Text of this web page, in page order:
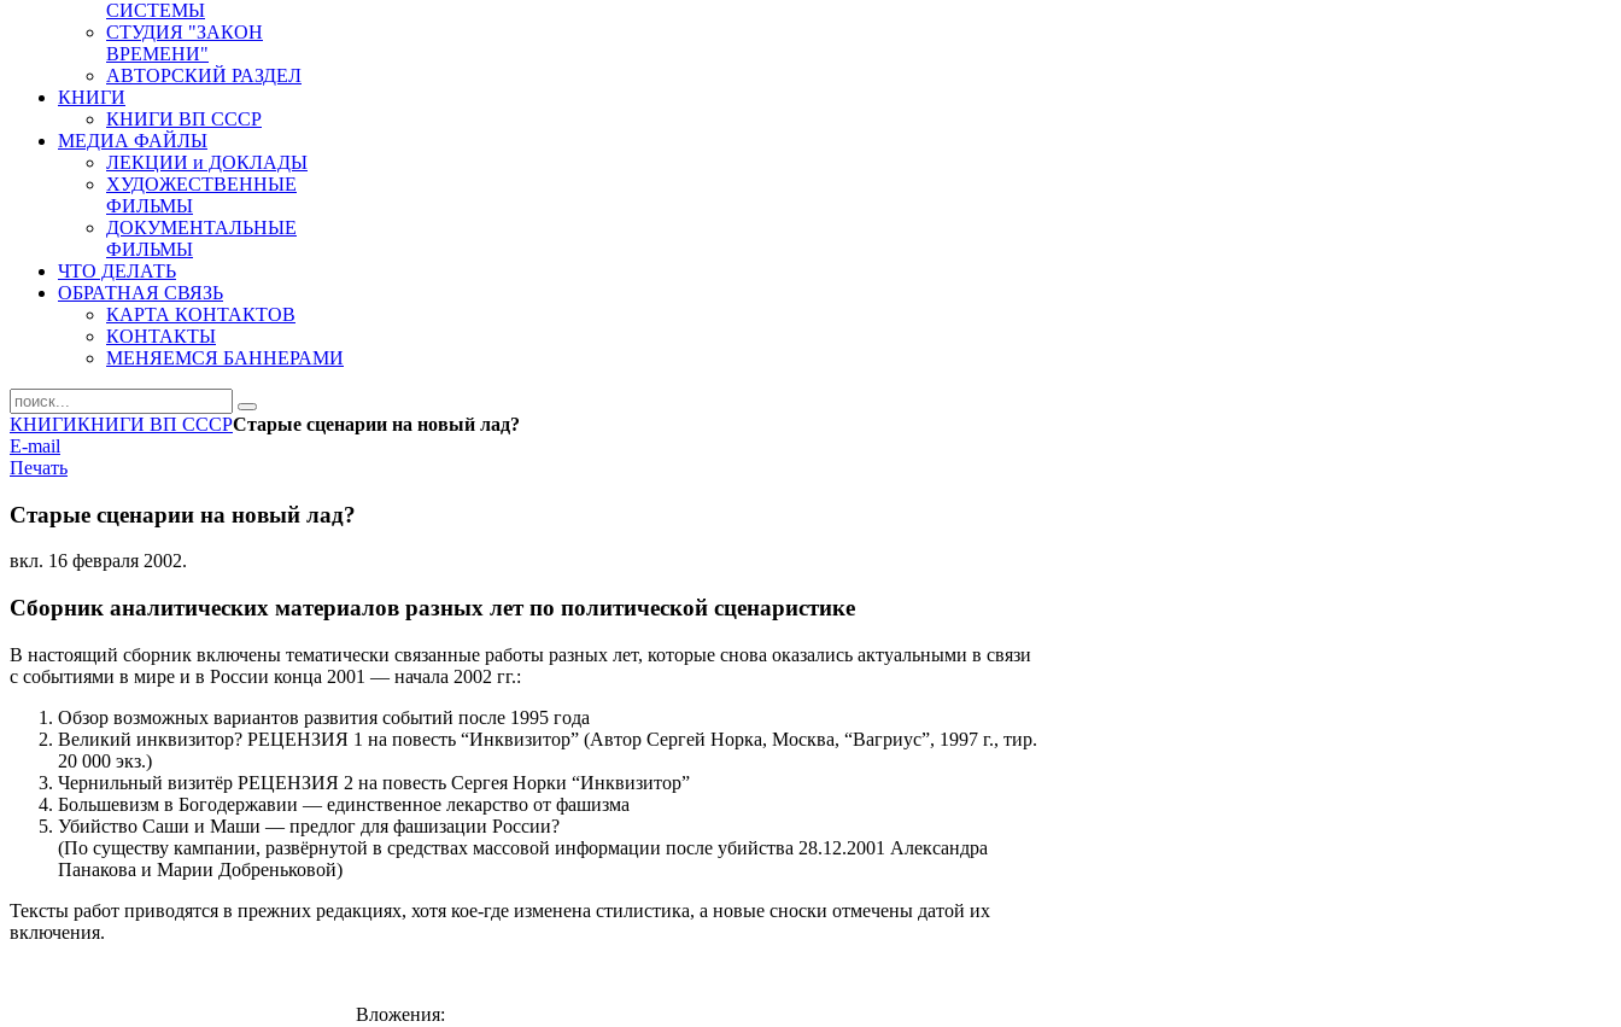
СИСТЕМЫ
СТУДИЯ "ЗАКОН
ВРЕМЕНИ"
АВТОРСКИЙ РАЗДЕЛ
КНИГИ
КНИГИ ВП СССР
МЕДИА ФАЙЛЫ
ЛЕКЦИИ и ДОКЛАДЫ
ХУДОЖЕСТВЕННЫЕ
ФИЛЬМЫ
ДОКУМЕНТАЛЬНЫЕ
ФИЛЬМЫ
ЧТО ДЕЛАТЬ
ОБРАТНАЯ СВЯЗЬ
КАРТА КОНТАКТОВ
КОНТАКТЫ
МЕНЯЕМСЯ БАННЕРАМИ
КНИГИКНИГИ ВП СССРСтарые сценарии на новый лад?
E-mail
Печать
Старые сценарии на новый лад?
вкл. 16 февраля 2002.
Сборник аналитических материалов разных лет по политической сценаристике
В настоящий сборник включены тематически связанные работы разных лет, которые снова оказались актуальными в связи
с событиями в мире и в России конца 2001 — начала 2002 гг.:
Обзор возможных вариантов развития событий после 1995 года
Великий инквизитор? РЕЦЕНЗИЯ 1 на повесть “Инквизитор” (Автор Сергей Норка, Москва, “Вагриус”, 1997 г., тир.
20 000 экз.)
Чернильный визитёр РЕЦЕНЗИЯ 2 на повесть Сергея Норки “Инквизитор”
Большевизм в Богодержавии — единственное лекарство от фашизма
Убийство Саши и Маши — предлог для фашизации России?
(По существу кампании, развёрнутой в средствах массовой информации после убийства 28.12.2001 Александра
Панакова и Марии Добреньковой)
Тексты работ приводятся в прежних редакциях, хотя кое-где изменена стилистика, а новые сноски отмечены датой их
включения.
Вложения: